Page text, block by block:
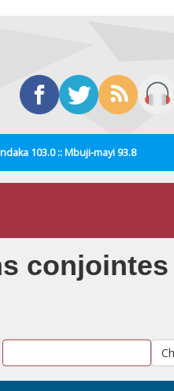
103.0 :: Mbuji-mayi 93.8
conjointes